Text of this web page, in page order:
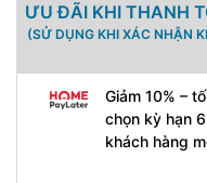
ƯU ĐÃI KHI THANH
(SỬ DỤNG KHI XÁC NHẬN
Giảm 10% –
chọn kỳ hạn
khách hàng